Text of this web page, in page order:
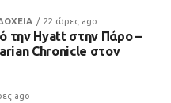
22 ώρες ago
την Hyatt στην Πάρο –
Chronicle στον
ago